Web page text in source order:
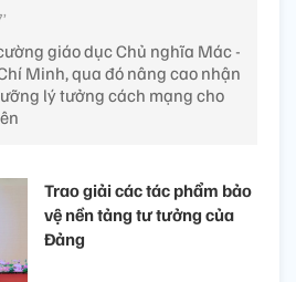
giáo dục Chủ nghĩa Mác -
Minh, qua đó nâng cao nhận
lý tưởng cách mạng cho
Trao giải các tác phẩm bảo
vệ nền tảng tư tưởng của
Đảng